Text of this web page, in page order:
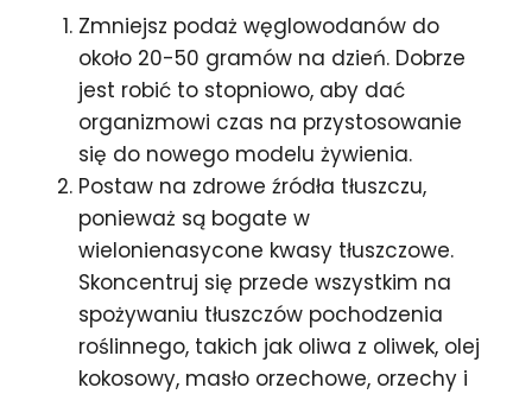
Zmniejsz podaż węglowodanów do
około 20-50 gramów na dzień. Dobrze
jest robić to stopniowo, aby dać
organizmowi czas na przystosowanie
się do nowego modelu żywienia.
Postaw na zdrowe źródła tłuszczu,
ponieważ są bogate w
wielonienasycone kwasy tłuszczowe.
Skoncentruj się przede wszystkim na
spożywaniu tłuszczów pochodzenia
roślinnego, takich jak oliwa z oliwek, olej
kokosowy, masło orzechowe, orzechy i